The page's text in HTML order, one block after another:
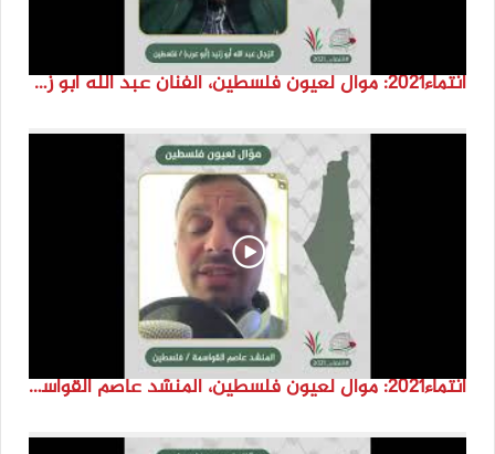
انتماء2021: موال لعيون فلسطين، الفنان عبد الله ابو زنيد، فلسطين
انتماء2021: موال لعيون فلسطين، المنشد عاصم القواسمة، الاردن